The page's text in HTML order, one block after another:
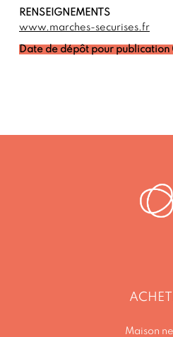
RENSEIGNEMENTS
www.marches-securises.fr
Date de dépôt pour
Maison